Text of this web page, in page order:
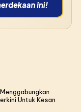
ini!
Untuk Kesan